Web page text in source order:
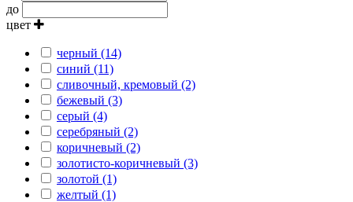
до
цвет
черный (14)
синий (11)
сливочный, кремовый (2)
бежевый (3)
серый (4)
серебряный (2)
коричневый (2)
золотисто-коричневый (3)
золотой (1)
желтый (1)